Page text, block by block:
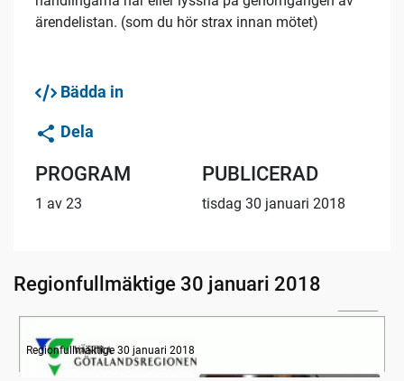
ärendelistan. (som du hör strax innan mötet)
Bädda in
Dela
PROGRAM
1 av 23
PUBLICERAD
tisdag 30 januari 2018
Regionfullmäktige 30 januari 2018
Information
Regionfullmäktige 30 januari 2018